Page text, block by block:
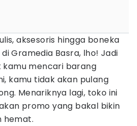
aksesoris hingga boneka
Gramedia Basra, lho! Jadi
kamu mencari barang
kamu tidak akan pulang
Menariknya lagi, toko ini
promo yang bakal bikin
hemat.